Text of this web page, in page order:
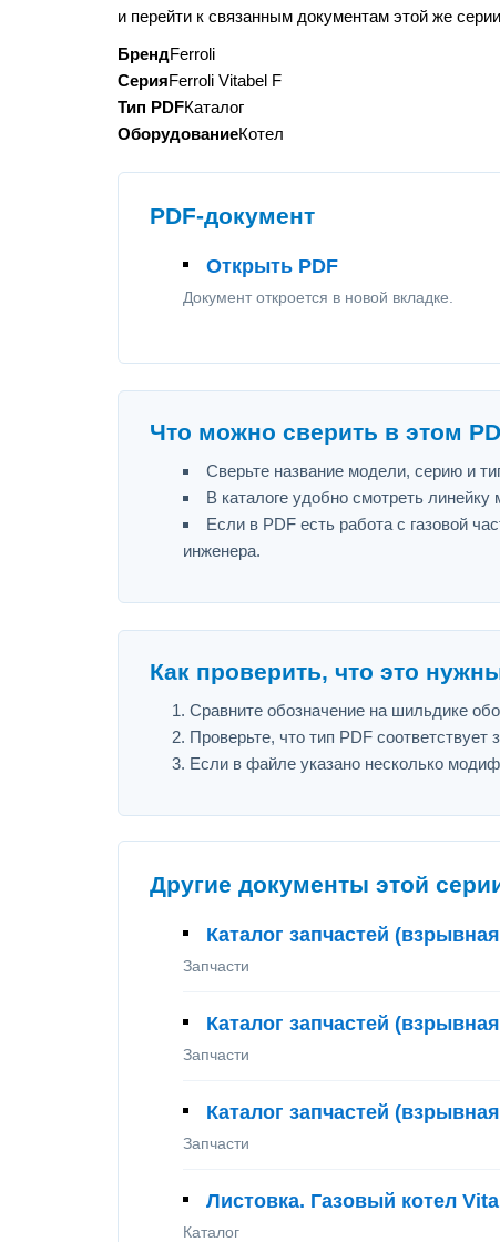
и перейти к связанным документам этой же
БрендFerroli
СерияFerroli Vitabel F
Тип PDFКаталог
ОборудованиеКотел
PDF-документ
Открыть PDF
Документ откроется в новой вкладке.
Что можно сверить в этом
Сверьте название модели, серию и
В каталоге удобно смотреть
Если в PDF есть работа с газовой
инженера.
Как проверить, что это
Сравните обозначение на шильдике
Проверьте, что тип PDF соответствует
Если в файле указано несколько
Другие документы этой
Каталог запчастей
Запчасти
Каталог запчастей
Запчасти
Каталог запчастей
Запчасти
Листовка. Газовый котел
Каталог